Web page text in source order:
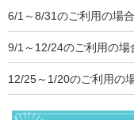
6/1～8/31のご利用の場合
9/1～12/24のご利用の場
12/25～1/20のご利用の